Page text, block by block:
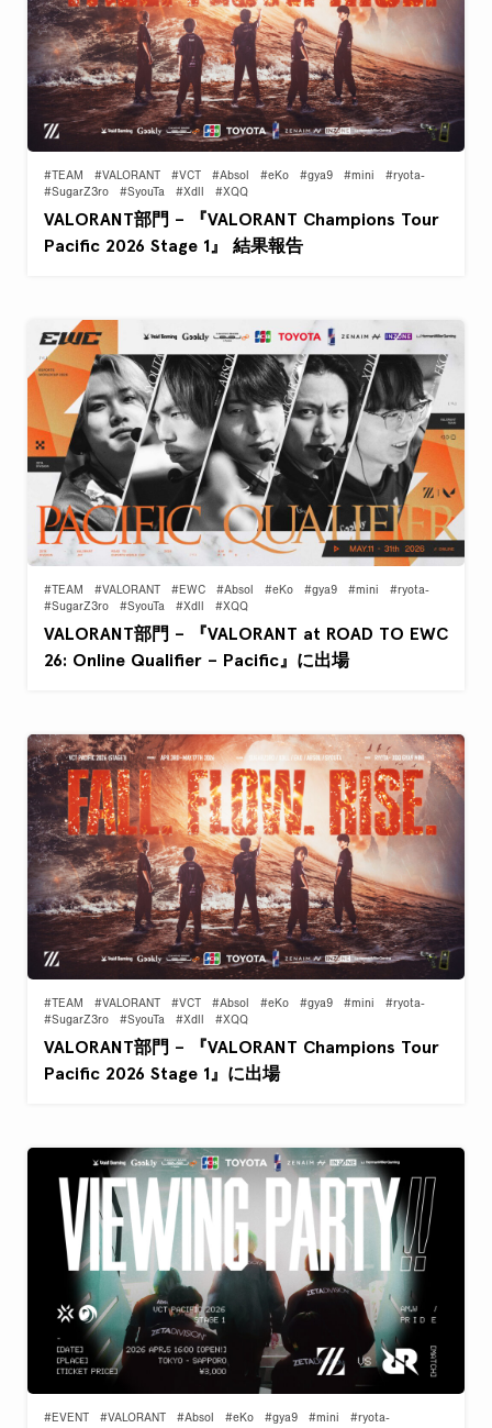
#TEAM #VALORANT #VCT #Absol #eKo #gya9 #mini
#ryota-
#SugarZ3ro
#SyouTa #Xdll #XQQ
VALORANT部門 – 『VALORANT Champions Tour
Pacific 2026 Stage 1』 結果報告
#TEAM #VALORANT #EWC #Absol #eKo #gya9 #mini
#ryota-
#SugarZ3ro
#SyouTa #Xdll #XQQ
VALORANT部門 – 『VALORANT at ROAD TO EWC
26: Online Qualifier – Pacific』に出場
#TEAM #VALORANT #VCT #Absol #eKo #gya9 #mini
#ryota-
#SugarZ3ro
#SyouTa #Xdll #XQQ
VALORANT部門 – 『VALORANT Champions Tour
Pacific 2026 Stage 1』に出場
#EVENT #VALORANT #Absol #eKo #gya9 #mini
#ryota-